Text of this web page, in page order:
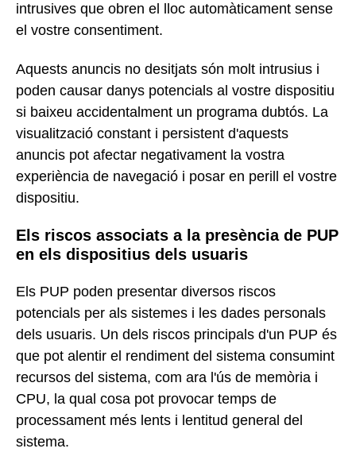
intrusives que obren el lloc automàticament sense
el vostre consentiment.
Aquests anuncis no desitjats són molt intrusius i
poden causar danys potencials al vostre dispositiu
si baixeu accidentalment un programa dubtós. La
visualització constant i persistent d'aquests
anuncis pot afectar negativament la vostra
experiència de navegació i posar en perill el vostre
dispositiu.
Els riscos associats a la presència de PUP
en els dispositius dels usuaris
Els PUP poden presentar diversos riscos
potencials per als sistemes i les dades personals
dels usuaris. Un dels riscos principals d'un PUP és
que pot alentir el rendiment del sistema consumint
recursos del sistema, com ara l'ús de memòria i
CPU, la qual cosa pot provocar temps de
processament més lents i lentitud general del
sistema.